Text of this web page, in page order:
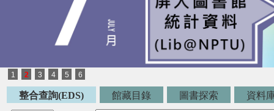
1 2 3 4 5 6